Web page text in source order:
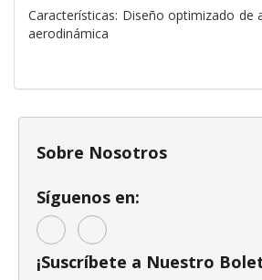
Características: Diseño optimizado de
aerodinámica
Sobre Nosotros
Síguenos en:
¡Suscríbete a Nuestro